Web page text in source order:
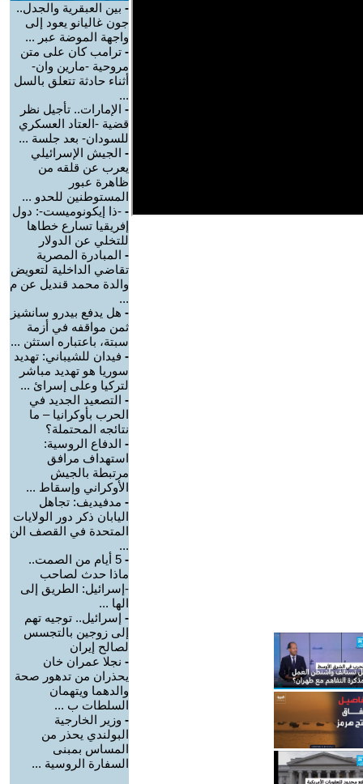
- بين العبقرية والجدل..
جون غاليانو يعود إلى
واجهة الموضة عبر ...
- ترامب كان على متن
مروحية -مارين وان-
أثناء حادثة تتعلق بالسل
...
- الإمارات.. تأجيل نظر
قضية -العتاد العسكري
للسودان- بعد جلسة ...
- الجيش الإسرائيلي
يعرب عن قلقه من
ظاهرة عبور
المستوطنين للحدو ...
- -ذا إيكونوميست-: دول
إفريقيا تسارع خطاها
للتخلي عن الدولار
- المبادرة المصرية
تقاضي الداخلية لتعويض
والدة محمد قنديل عن م
...
- هل يدفع بيدرو سانشيز
ثمن مواقفه في أزمة
سبتة، باعتباره استثن ...
- فيدان للشيباني: تهديد
سوريا هو تهديد مباشر
لتركيا وعلى إسرائ ...
- التصعيد الجديد في
الحرب بأوكرانيا – ما
نتائجه المحتملة؟
- الدفاع الروسية:
استهداف مرافق
مرتبطة بالجيش
الأوكراني وإسقاط ...
- مدفيديف: تجاهل
اليابان ذكر دور الولايات
المتحدة في القصف الن
...
-
5 أيام من الصمت..
ماذا حدث لصاحب
-إسرائيل: الطريق إلى
الها ...
- إسرائيل.. توجيه تهم
إلى زوجين بالتجسس
لصالح إيران
- نجلا عمران خان
يحذران من تدهور صحة
والدهما ويتهمان
السلطات ب ...
- وزير الخارجية
البولندي يحذر من
المساس بمبنى
السفارة الروسية ...